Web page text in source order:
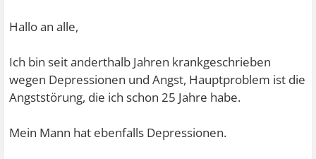
Hallo an alle,
Ich bin seit anderthalb Jahren krankgeschrieben
wegen Depressionen und Angst, Hauptproblem ist die
Angststörung, die ich schon 25 Jahre habe.
Mein Mann hat ebenfalls Depressionen.